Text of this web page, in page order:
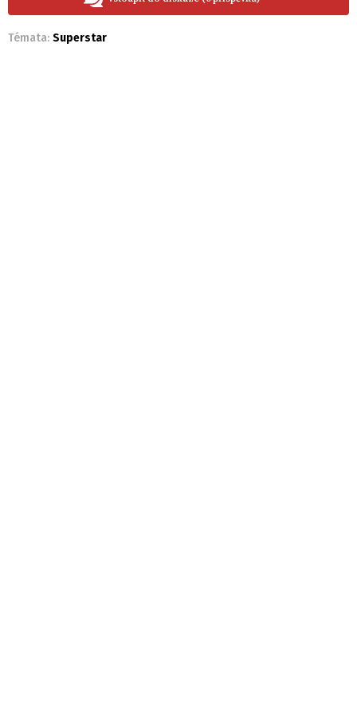
Témata: Superstar